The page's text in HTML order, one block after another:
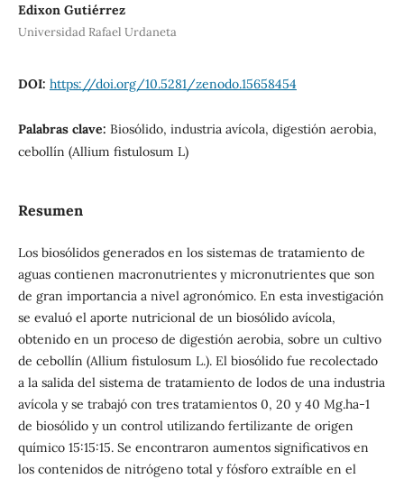
Edixon Gutiérrez
Universidad Rafael Urdaneta
DOI: https://doi.org/10.5281/zenodo.15658454
Palabras clave: Biosólido, industria avícola, digestión aerobia,
cebollín (Allium fistulosum L)
Resumen
Los biosólidos generados en los sistemas de tratamiento de
aguas contienen macronutrientes y micronutrientes que son
de gran importancia a nivel agronómico. En esta investigación
se evaluó el aporte nutricional de un biosólido avícola,
obtenido en un proceso de digestión aerobia, sobre un cultivo
de cebollín (Allium fistulosum L.). El biosólido fue recolectado
a la salida del sistema de tratamiento de lodos de una industria
avícola y se trabajó con tres tratamientos 0, 20 y 40 Mg.ha-1
de biosólido y un control utilizando fertilizante de origen
químico 15:15:15. Se encontraron aumentos significativos en
los contenidos de nitrógeno total y fósforo extraíble en el